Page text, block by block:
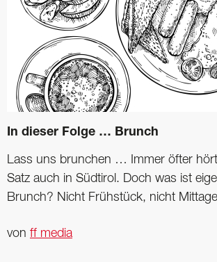
In dieser Folge … Brunch
Lass uns brunchen … Immer öfter
Satz auch in Südtirol. Doch was ist
Brunch? Nicht Frühstück, nicht
von ff media